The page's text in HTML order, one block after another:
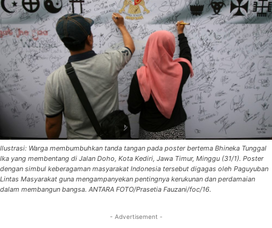
Ilustrasi: Warga membumbuhkan tanda tangan pada poster bertema Bhineka Tunggal
Ika yang membentang di Jalan Doho, Kota Kediri, Jawa Timur, Minggu (31/1). Poster
dengan simbul keberagaman masyarakat Indonesia tersebut digagas oleh Paguyuban
Lintas Masyarakat guna mengampanyekan pentingnya kerukunan dan perdamaian
dalam membangun bangsa. ANTARA FOTO/Prasetia Fauzani/foc/16.
- Advertisement -